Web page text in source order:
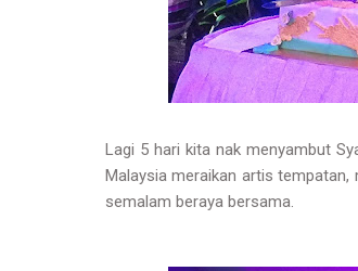
Lagi 5 hari kita nak menyambut
Malaysia meraikan artis tempatan,
semalam beraya bersama.